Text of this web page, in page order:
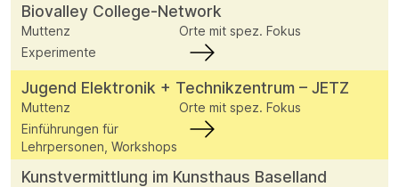
Biovalley College-Network
Muttenz
Orte mit spez. Fokus
Experimente
Jugend Elektronik + Technikzentrum – JETZ
Muttenz
Orte mit spez. Fokus
Einführungen für
Lehrpersonen, Workshops
Kunstvermittlung im Kunsthaus Baselland